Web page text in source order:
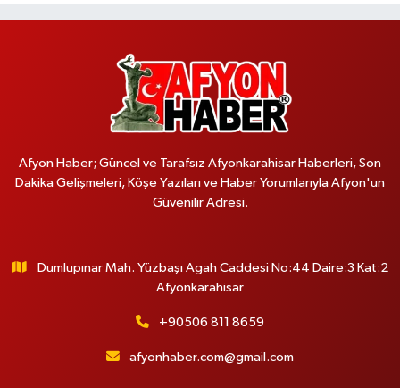
Afyon Haber; Güncel ve Tarafsız Afyonkarahisar Haberleri, Son
Dakika Gelişmeleri, Köşe Yazıları ve Haber Yorumlarıyla Afyon'un
Güvenilir Adresi.
Dumlupınar Mah. Yüzbaşı Agah Caddesi No:44 Daire:3 Kat:2
Afyonkarahisar
+90506 811 8659
afyonhaber.com@gmail.com